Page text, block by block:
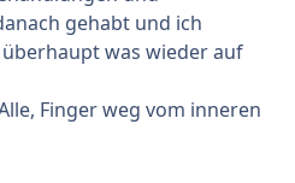
gehabt und ich
was wieder auf
Finger weg vom inneren